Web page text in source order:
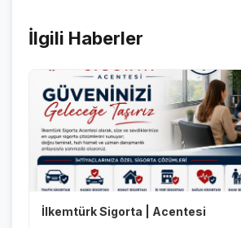
İlgili Haberler
İlkemtürk Sigorta | Acentesi